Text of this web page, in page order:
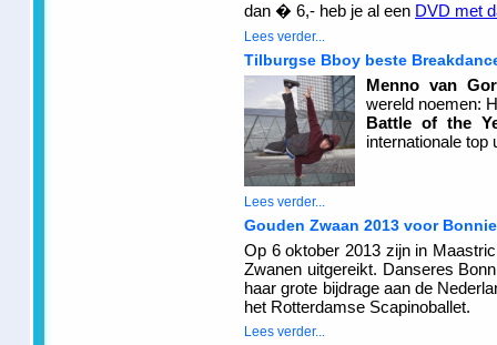
dan � 6,- heb je al een DVD met
Lees verder...
Tilburgse Bboy beste
Menno van
wereld noemen:
Battle of the
internationale top
Lees verder...
Gouden Zwaan 2013 voor
Op 6 oktober 2013 zijn in
Zwanen uitgereikt. Danseres
haar grote bijdrage aan de
het Rotterdamse Scapinoballet.
Lees verder...